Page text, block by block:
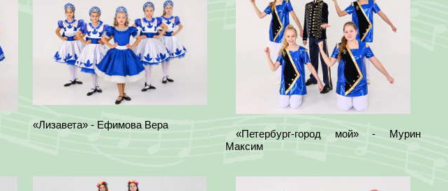
«Лизавета» - Ефимова Вера
«Петербург-город мой» - Мурин
Максим